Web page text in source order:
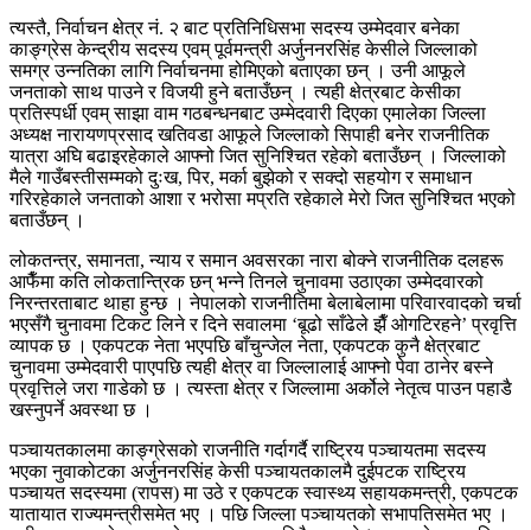
त्यस्तै, निर्वाचन क्षेत्र नं. २ बाट प्रतिनिधिसभा सदस्य उम्मेदवार बनेका
काङ्ग्रेस केन्द्रीय सदस्य एवम् पूर्वमन्त्री अर्जुननरसिंह केसीले जिल्लाको
समग्र उन्नतिका लागि निर्वाचनमा होमिएको बताएका छन् । उनी आफूले
जनताको साथ पाउने र विजयी हुने बताउँछन् । त्यही क्षेत्रबाट केसीका
प्रतिस्पर्धी एवम् साझा वाम गठबन्धनबाट उम्मेदवारी दिएका एमालेका जिल्ला
अध्यक्ष नारायणप्रसाद खतिवडा आफूले जिल्लाको सिपाही बनेर राजनीतिक
यात्रा अघि बढाइरहेकाले आफ्नो जित सुनिश्चित रहेको बताउँछन् । जिल्लाको
मैले गाउँबस्तीसम्मको दुःख, पिर, मर्का बुझेको र सक्दो सहयोग र समाधान
गरिरहेकाले जनताको आशा र भरोसा मप्रति रहेकाले मेरो जित सुनिश्चित भएको
बताउँछन् ।
लोकतन्त्र, समानता, न्याय र समान अवसरका नारा बोक्ने राजनीतिक दलहरू
आफैँमा कति लोकतान्त्रिक छन् भन्ने तिनले चुनावमा उठाएका उम्मेदवारको
निरन्तरताबाट थाहा हुन्छ । नेपालको राजनीतिमा बेलाबेलामा परिवारवादको चर्चा
भएसँगै चुनावमा टिकट लिने र दिने सवालमा ‘बूढो साँढेले झैँ ओगटिरहने’ प्रवृत्ति
व्यापक छ । एकपटक नेता भएपछि बाँचुन्जेल नेता, एकपटक कुनै क्षेत्रबाट
चुनावमा उम्मेदवारी पाएपछि त्यही क्षेत्र वा जिल्लालाई आफ्नो पेवा ठानेर बस्ने
प्रवृत्तिले जरा गाडेको छ । त्यस्ता क्षेत्र र जिल्लामा अर्कोले नेतृत्व पाउन पहाडै
खस्नुपर्ने अवस्था छ ।
पञ्चायतकालमा काङ्ग्रेसको राजनीति गर्दागर्दै राष्ट्रिय पञ्चायतमा सदस्य
भएका नुवाकोटका अर्जुननरसिंह केसी पञ्चायतकालमै दुईपटक राष्ट्रिय
पञ्चायत सदस्यमा (रापस) मा उठे र एकपटक स्वास्थ्य सहायकमन्त्री, एकपटक
यातायात राज्यमन्त्रीसमेत भए । पछि जिल्ला पञ्चायतको सभापतिसमेत भए ।